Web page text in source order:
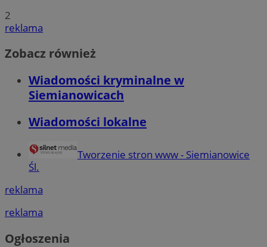
2
reklama
Zobacz również
Wiadomości kryminalne w
Siemianowicach
Wiadomości lokalne
Tworzenie stron www - Siemianowice
Śl.
reklama
reklama
Ogłoszenia